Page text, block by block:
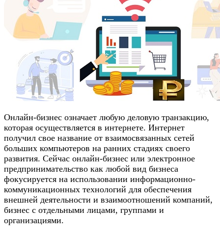
Онлайн-бизнес означает любую деловую транзакцию,
которая осуществляется в интернете. Интернет
получил свое название от взаимосвязанных сетей
больших компьютеров на ранних стадиях своего
развития. Сейчас онлайн-бизнес или электронное
предпринимательство как любой вид бизнеса
фокусируется на использовании информационно-
коммуникационных технологий для обеспечения
внешней деятельности и взаимоотношений компаний,
бизнес с отдельными лицами, группами и
организациями.